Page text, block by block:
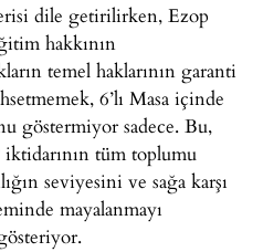
dile getirilirken, Ezop
hakkının
temel haklarının garanti
6’lı Masa içinde
göstermiyor sadece. Bu,
tüm toplumu
seviyesini ve sağa karşı
mayalanmayı